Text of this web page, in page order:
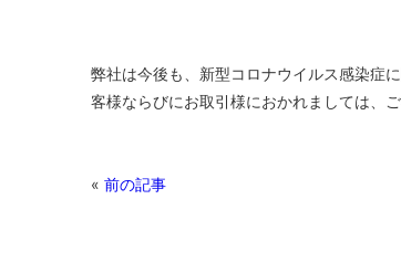
弊社は今後も、新型コロナウイルス感染症
客様ならびにお取引様におかれましては、
« 前の記事